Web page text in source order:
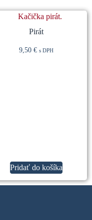
Pirát
9,50 € s DPH
Pridať do košíka